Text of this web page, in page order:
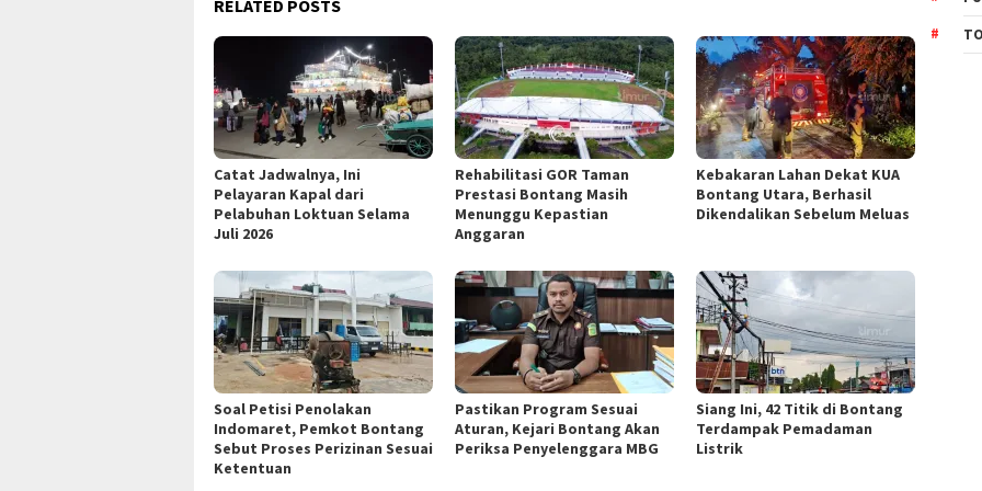
RELATED POSTS
Catat Jadwalnya, Ini
Pelayaran Kapal dari
Pelabuhan Loktuan Selama
Juli 2026
Rehabilitasi GOR Taman
Prestasi Bontang Masih
Menunggu Kepastian
Anggaran
Kebakaran Lahan Dekat KUA
Bontang Utara, Berhasil
Dikendalikan Sebelum Meluas
Soal Petisi Penolakan
Indomaret, Pemkot Bontang
Sebut Proses Perizinan Sesuai
Ketentuan
Pastikan Program Sesuai
Aturan, Kejari Bontang Akan
Periksa Penyelenggara MBG
Siang Ini, 42 Titik di Bontang
Terdampak Pemadaman
Listrik